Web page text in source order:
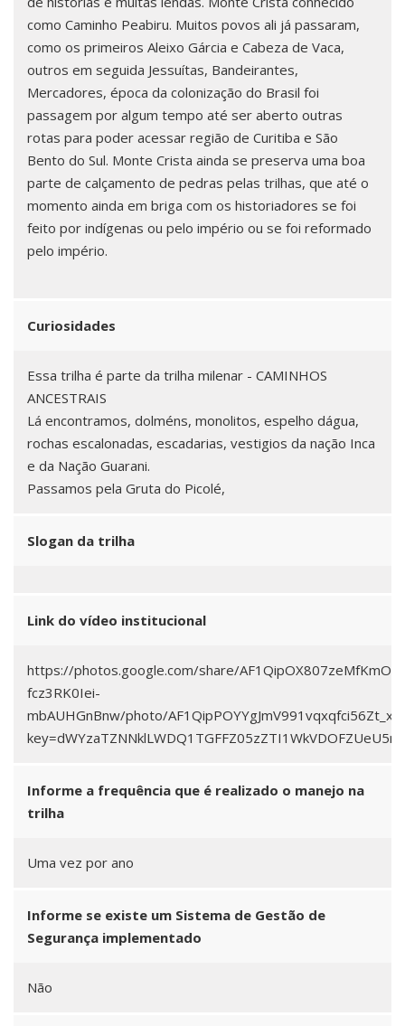
como Caminho Peabiru. Muitos povos ali já passaram,
como os primeiros Aleixo Gárcia e Cabeza de Vaca,
outros em seguida Jessuítas, Bandeirantes,
Mercadores, época da colonização do Brasil foi
passagem por algum tempo até ser aberto outras
rotas para poder acessar região de Curitiba e São
Bento do Sul. Monte Crista ainda se preserva uma boa
parte de calçamento de pedras pelas trilhas, que até o
momento ainda em briga com os historiadores se foi
feito por indígenas ou pelo império ou se foi reformado
pelo império.
Curiosidades
Essa trilha é parte da trilha milenar - CAMINHOS
ANCESTRAIS
Lá encontramos, dolméns, monolitos, espelho dágua,
rochas escalonadas, escadarias, vestigios da nação Inca
e da Nação Guarani.
Passamos pela Gruta do Picolé,
Slogan da trilha
Link do vídeo institucional
https://photos.google.com/share/
fcz3RK0Iei-
mbAUHGnBnw/photo/
key=dWYzaTZNNklLWDQ1TGFFZ05zZTI1WkVDOFZUeU5n
Informe a frequência que é realizado o manejo na
trilha
Uma vez por ano
Informe se existe um Sistema de Gestão de
Segurança implementado
Não